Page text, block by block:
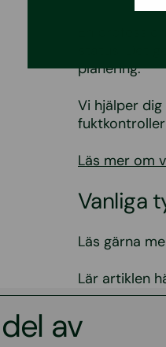
En
planering.
Vi hjälper
Läs mer om
Vanliga
Läs gärna
Lär artiklen
av